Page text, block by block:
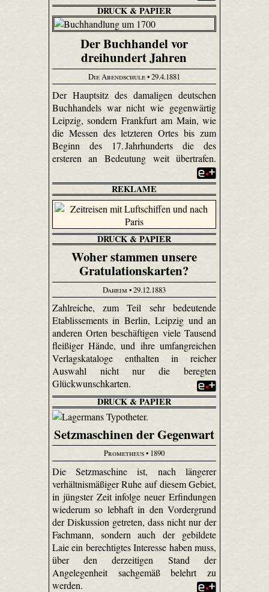
DRUCK & PAPIER
Der Buchhandel vor
dreihundert Jahren
Die Abendschule• 29.4.1881
Der Hauptsitz des damaligen deutschen
Buchhandels war nicht wie gegenwärtig
Leipzig, sondern Frankfurt am Main, wie
die Messen des letzteren Ortes bis zum
Beginn des 17. Jahrhunderts die des
ersteren an Bedeutung weit übertrafen.
REKLAME
DRUCK & PAPIER
Woher stammen unsere
Gratulationskarten?
Daheim• 29.12.1883
Zahlreiche, zum Teil sehr bedeutende
Etablissements in Berlin, Leipzig und an
anderen Orten beschäftigen viele Tausend
fleißiger Hände, und ihre umfangreichen
Verlagskataloge enthalten in reicher
Auswahl nicht nur die beregten
Glückwunschkarten.
DRUCK & PAPIER
Setzmaschinen der Gegenwart
Prometheus• 1890
Die Setzmaschine ist, nach längerer
verhältnismäßiger Ruhe auf diesem Gebiet,
in jüngster Zeit infolge neuer Erfindungen
wiederum so lebhaft in den Vordergrund
der Diskussion getreten, dass nicht nur der
Fachmann, sondern auch der gebildete
Laie ein berechtigtes Interesse haben muss,
über den derzeitigen Stand der
Angelegenheit sachgemäß belehrt zu
werden.